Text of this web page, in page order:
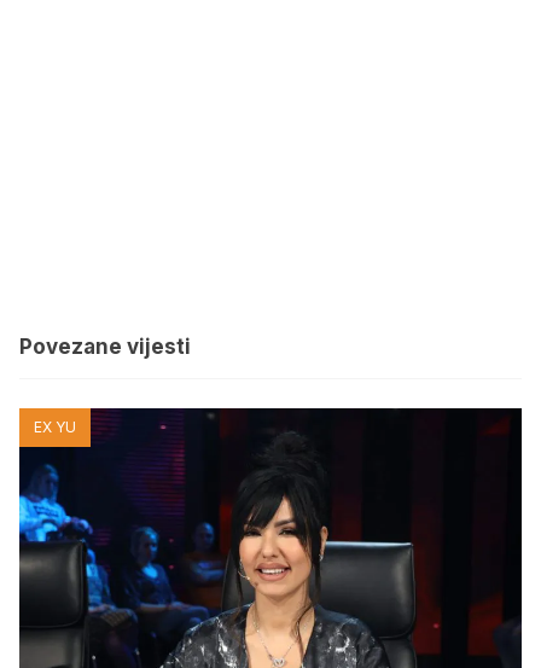
Povezane vijesti
EX YU